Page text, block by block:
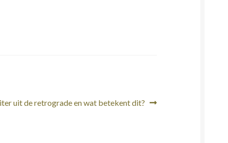
uit de retrograde en wat betekent dit?